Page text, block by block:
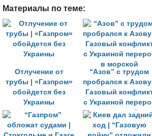
Материалы по теме:
Отлучение от
трубы | «Газпром»
обойдется без
Украины
“Азов” с трудом
пробрался к Азову |
Газовый
с Украиной
в морской